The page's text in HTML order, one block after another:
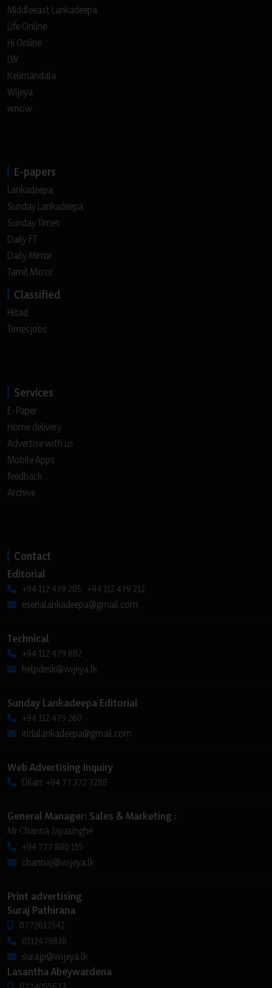
Middleeast Lankadeepa
Life Online
Hi Online
LW
Kelimandala
Wijeya
wnow
E-papers
Lankadeepa
Sunday Lankadeepa
Sunday Times
Daily FT
Daily Mirror
Tamil Mirror
Classified
Hitad
Timesjobs
Services
E-Paper
Home delivery
Advertise with us
Mobile Apps
feedback
Archive
Contact
Editorial
+94 112 479 205, +94 112 479 212
esenalankadeepa@gmail.com
Technical
+94 112 479 882
helpdesk@wijeya.lk
Sunday Lankadeepa Editorial
+94 112 479 260
iridalankadeepa@gmail.com
Web Advertising Inquiry
Dilan: +94 77 372 7288
General Manager: Sales & Marketing :
Mr Channa Jayasinghe
+94 777 880 155
channaj@wijeya.lk
Print advertising
Suraj Pathirana
0772617542
0112479838
surajp@wijeya.lk
Lasantha Abeywardena